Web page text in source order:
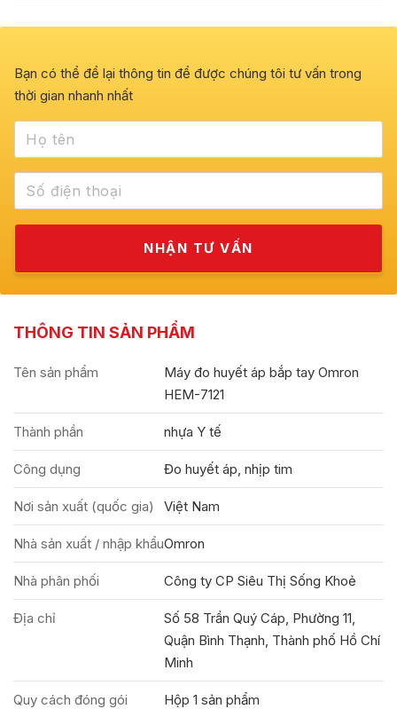
Bạn có thể để lại thông tin để được chúng tôi tư vấn trong
thời gian nhanh nhất
THÔNG TIN SẢN PHẨM
Tên sản phẩm
Máy đo huyết áp bắp tay Omron
HEM-7121
Thành phần nhựa Y tế
Công dụng Đo huyết áp, nhịp tim
Nơi sản xuất (quốc gia) Việt Nam
Nhà sản xuất / nhập khẩuOmron
Nhà phân phối Công ty CP Siêu Thị Sống Khoẻ
Địa chỉ
Số 58 Trần Quý Cáp, Phường 11,
Quận Bình Thạnh, Thành phố Hồ Chí
Minh
Quy cách đóng gói Hộp 1 sản phẩm